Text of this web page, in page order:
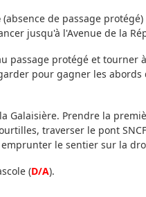
(absence de passage
jusqu'à l'Avenue de la
passage protégé et tourner
pour gagner les abords
Galaisière. Prendre la
traverser le pont
le sentier sur la
(D/A).